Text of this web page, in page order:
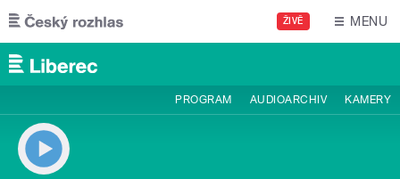
Přejít k hlavnímu obsahu
ŽIVĚ MENU
PROGRAM AUDIOARCHIV KAMERY